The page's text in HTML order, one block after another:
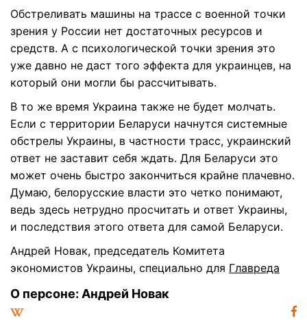
Обстреливать машины на трассе с военной точки
зрения у России нет достаточных ресурсов и
средств. А с психологической точки зрения это
уже давно не даст того эффекта для украинцев, на
который они могли бы рассчитывать.
В то же время Украина также не будет молчать.
Если с территории Беларуси начнутся системные
обстрелы Украины, в частности трасс, украинский
ответ не заставит себя ждать. Для Беларуси это
может очень быстро закончиться крайне плачевно.
Думаю, белорусские власти это четко понимают,
ведь здесь нетрудно просчитать и ответ Украины,
и последствия этого ответа для самой Беларуси.
Андрей Новак, председатель Комитета
экономистов Украины, специально для Главреда
О персоне: Андрей Новак